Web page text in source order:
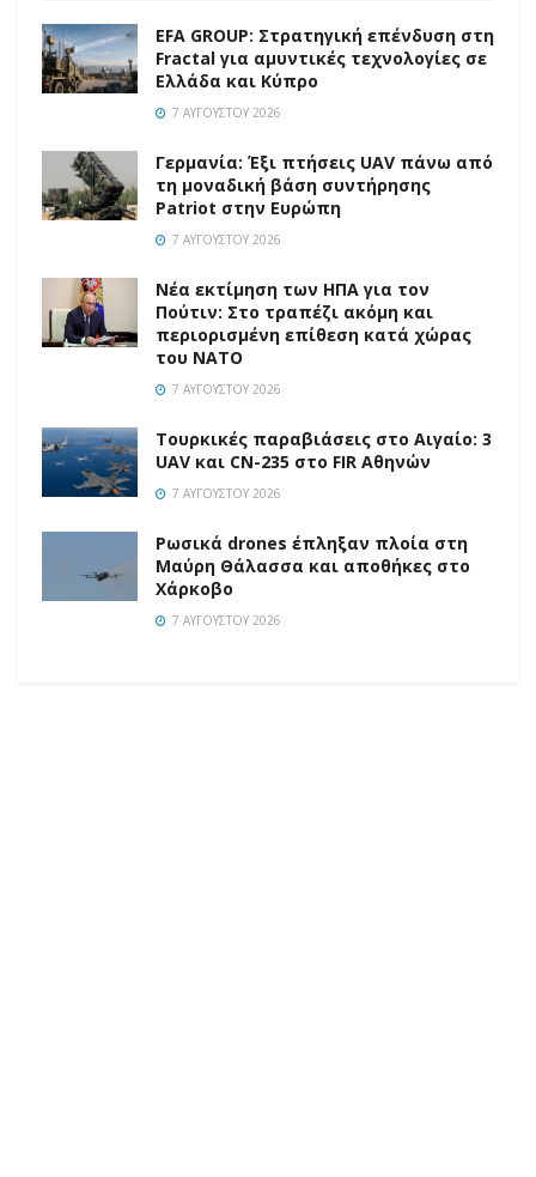
EFA GROUP: Στρατηγική επένδυση στη
Fractal για αμυντικές τεχνολογίες σε
Ελλάδα και Κύπρο
7 ΑΥΓΟΎΣΤΟΥ 2026
Γερμανία: Έξι πτήσεις UAV πάνω από
τη μοναδική βάση συντήρησης
Patriot στην Ευρώπη
7 ΑΥΓΟΎΣΤΟΥ 2026
Νέα εκτίμηση των ΗΠΑ για τον
Πούτιν: Στο τραπέζι ακόμη και
περιορισμένη επίθεση κατά χώρας
του ΝΑΤΟ
7 ΑΥΓΟΎΣΤΟΥ 2026
Τουρκικές παραβιάσεις στο Αιγαίο: 3
UAV και CN-235 στο FIR Αθηνών
7 ΑΥΓΟΎΣΤΟΥ 2026
Ρωσικά drones έπληξαν πλοία στη
Μαύρη Θάλασσα και αποθήκες στο
Χάρκοβο
7 ΑΥΓΟΎΣΤΟΥ 2026